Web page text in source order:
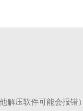
解压软件可能会报错）